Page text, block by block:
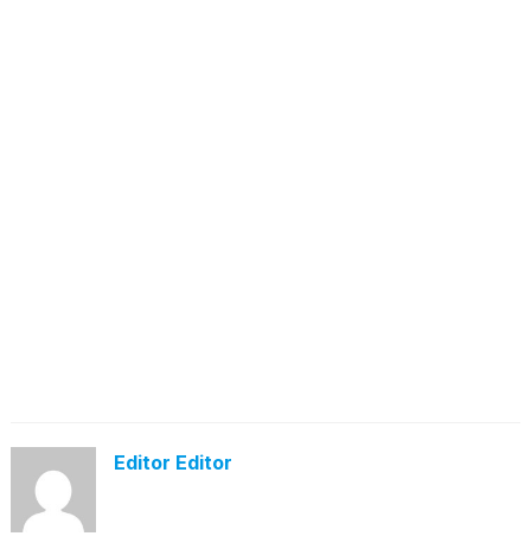
Editor Editor